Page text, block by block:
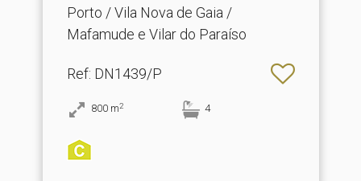
Porto / Vila Nova de Gaia /
Mafamude e Vilar do Paraíso
Ref: DN1439/P
800 m2 4